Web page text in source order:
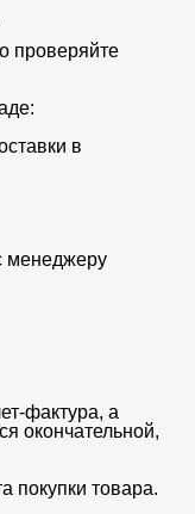
проверяйте
в
менеджеру
фактура, а
окончательной,
покупки товара.